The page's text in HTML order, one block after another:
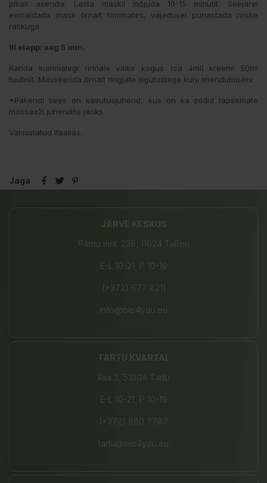
pikali asendis. Lasta maskil mõjuda 10-15 minutit. Seejärel
eemaldada mask õrnalt tõmmates, vajadusel puhastada niiske
rätikuga.
III etapp: aeg 5 min.
Kanda kummalegi rinnale väike kogus (ca 4ml) kreemi 50ml
tuubist. Masseerida õrnalt ringjate liigutustega kuni imendumiseni.
*Pakendi sees on kasutusjuhend, kus on ka pildid täpsemate
massaaži juhendite jaoks.
Valmistatud Itaalias.
Jaga
JÄRVE KESKUS
Pärnu mnt. 238, 11624 Tallinn
E-L 10-21, P 10-19
(+372) 677 8211
info@bio4you.eu
TARTU KVARTAL
Riia 2, 51004 Tartu
E-L 10-21, P 10-19
(+372) 680 7787
tartu@bio4you.eu